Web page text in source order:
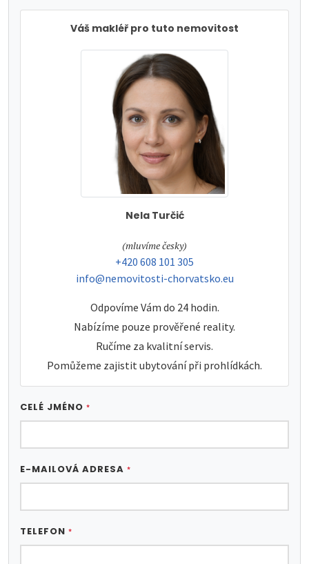
Váš makléř pro tuto nemovitost
Nela Turčić
tel:
(mluvíme česky)
tel:
+420 608 101 305
e-mail:
info@nemovitosti-chorvatsko.eu
Odpovíme Vám do 24 hodin.
Nabízíme pouze prověřené reality.
Ručíme za kvalitní servis.
Pomůžeme zajistit ubytování při prohlídkách.
CELÉ JMÉNO *
E-MAILOVÁ ADRESA *
TELEFON *